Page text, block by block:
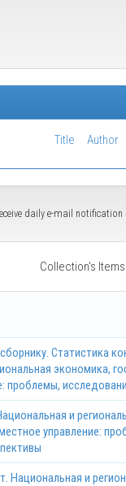
Title Author
daily e-mail
Collection's
Статистика
экономика,
проблемы,
и
управление:
Национальная и